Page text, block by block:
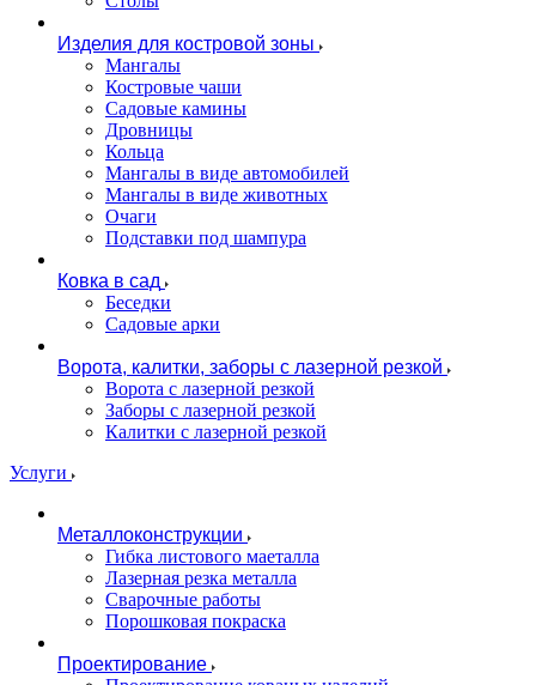
Изделия для костровой зоны
Мангалы
Костровые чаши
Садовые камины
Дровницы
Кольца
Мангалы в виде автомобилей
Мангалы в виде животных
Очаги
Подставки под шампура
Ковка в сад
Беседки
Садовые арки
Ворота, калитки, заборы с лазерной резкой
Ворота с лазерной резкой
Заборы с лазерной резкой
Калитки с лазерной резкой
Услуги
Металлоконструкции
Гибка листового маеталла
Лазерная резка металла
Сварочные работы
Порошковая покраска
Проектирование